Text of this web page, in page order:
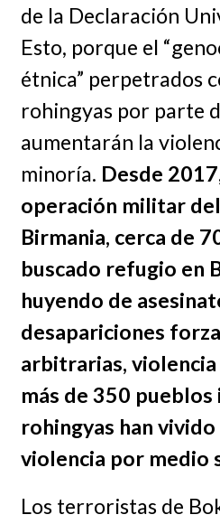
de la Declaración
Esto, porque el
étnica” perpetrados
rohingyas por parte
aumentarán la
minoría. Desde
operación militar
Birmania, cerca de
buscado refugio en
huyendo de
desapariciones
arbitrarias,
más de 350 pueblos
rohingyas han
violencia por medio
Los terroristas de